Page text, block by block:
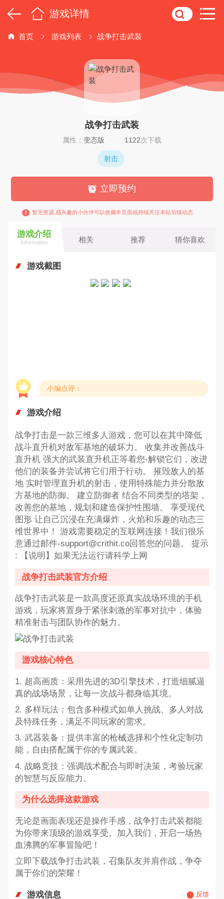
游戏详情
首页 游戏列表 战争打击武装
战争打击武装
属性： 变态版 1122次下载
射击
立即预约
暂无资源,感兴趣的小伙伴可以收藏本页面或持续关注本站后续动态
游戏介绍
Information 相关 推荐 猜你喜欢
游戏截图
小编点评：
游戏介绍
战争打击是一款三维多人游戏，您可以在其中降低
战斗直升机对敌军基地的破坏力。 收集并改善战斗
直升机 强大的武装直升机正等着您-解锁它们，改进
他们的装备并尝试将它们用于行动。 摧毁敌人的基
地 实时管理直升机的射击，使用特殊能力并分散敌
方基地的防御。 建立防御者 结合不同类型的塔架，
改善您的基地，规划和建造保护性围墙。 享受现代
图形 让自己沉浸在充满爆炸，火焰和乐趣的动态三
维世界中！ 游戏需要稳定的互联网连接！我们很乐
意通过邮件-support@crithit.co回答您的问题。 提示
: 【说明】如果无法运行请科学上网
战争打击武装官方介绍
战争打击武装是一款高度还原真实战场环境的手机
游戏，玩家将置身于紧张刺激的军事对抗中，体验
精准射击与团队协作的魅力。
游戏核心特色
1. 超高画质：采用先进的3D引擎技术，打造细腻逼
真的战场场景，让每一次战斗都身临其境。
2. 多样玩法：包含多种模式如单人挑战、多人对战
及特殊任务，满足不同玩家的需求。
3. 武器装备：提供丰富的枪械选择和个性化定制功
能，自由搭配属于你的专属武装。
4. 战略竞技：强调战术配合与即时决策，考验玩家
的智慧与反应能力。
为什么选择这款游戏
无论是画面表现还是操作手感，战争打击武装都能
为你带来顶级的游戏享受。加入我们，开启一场热
血沸腾的军事冒险吧！
立即下载战争打击武装，召集队友并肩作战，争夺
属于你们的荣耀！
游戏信息 反馈